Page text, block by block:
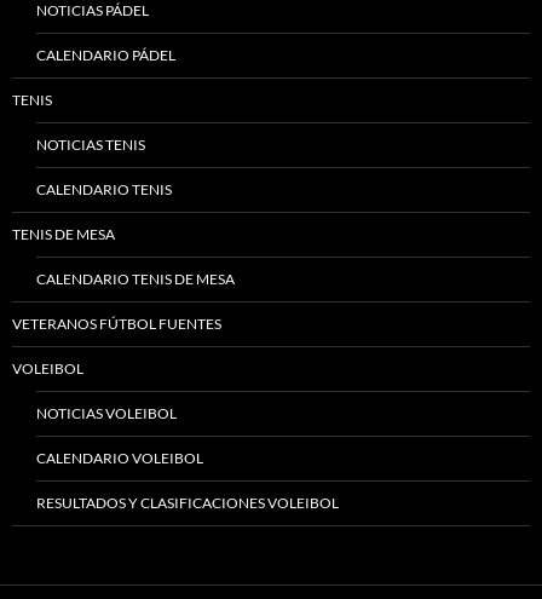
NOTICIAS PÁDEL
CALENDARIO PÁDEL
TENIS
NOTICIAS TENIS
CALENDARIO TENIS
TENIS DE MESA
CALENDARIO TENIS DE MESA
VETERANOS FÚTBOL FUENTES
VOLEIBOL
NOTICIAS VOLEIBOL
CALENDARIO VOLEIBOL
RESULTADOS Y CLASIFICACIONES VOLEIBOL